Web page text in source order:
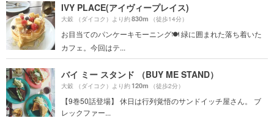
IVY PLACE(アイヴィープレイス)
大穀 （ダイコク）より約830m （徒歩14分）
お目当てのパンケーキモーニング🍽 緑に囲まれた落ち着いた
カフェ。今回はテ...
バイ ミー スタンド （BUY ME STAND）
大穀 （ダイコク）より約120m （徒歩2分）
【9巻50話登場】 休日は行列覚悟のサンドイッチ屋さん。 ブ
レックファー...